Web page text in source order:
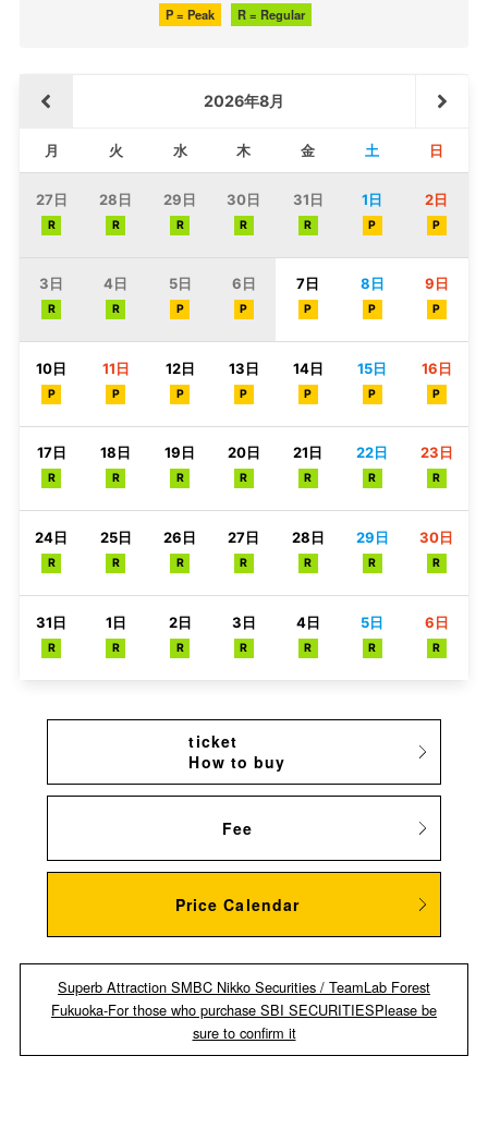
P = Peak R = Regular
2026年8月
月 火 水 木 金 土 日
27日
R
28日
R
29日
R
30日
R
31日
R
1日
P
2日
P
3日
R
4日
R
5日
P
6日
P
7日
P
8日
P
9日
P
10日
P
11日
P
12日
P
13日
P
14日
P
15日
P
16日
P
17日
R
18日
R
19日
R
20日
R
21日
R
22日
R
23日
R
24日
R
25日
R
26日
R
27日
R
28日
R
29日
R
30日
R
31日
R
1日
R
2日
R
3日
R
4日
R
5日
R
6日
R
ticket
How to buy
Fee
Price Calendar
Superb Attraction SMBC Nikko Securities / TeamLab Forest
Fukuoka-For those who purchase SBI SECURITIESPlease be
sure to confirm it